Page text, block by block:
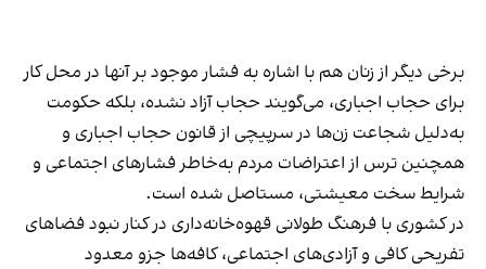
برخی دیگر از زنان هم با اشاره به فشار موجود بر آنها در محل کار
برای حجاب اجباری، می‌گویند حجاب آزاد نشده، بلکه حکومت
به‌دلیل شجاعت زن‌ها در سرپیچی از قانون حجاب اجباری و
همچنین ترس از اعتراضات مردم به‌خاطر فشارهای اجتماعی و
شرایط سخت معیشتی، مستاصل شده است.
در کشوری با فرهنگ طولانی قهوه‌‌خانه‌داری در کنار نبود فضاهای
تفریحی کافی و آزادی‌های اجتماعی، کافه‌ها جزو معدود